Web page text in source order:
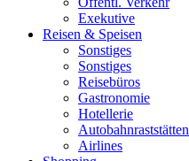
Exekutive
Reisen & Speisen
Sonstiges
Sonstiges
Reisebüros
Gastronomie
Hotellerie
Autobahnraststätten
Airlines